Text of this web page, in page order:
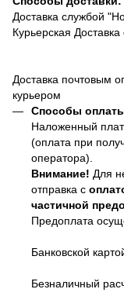
Доставка службой
Курьерская
Доставка почтовым
курьером
Способы
Наложенный
(оплата при
оператора).
Внимание! Для
отправка с
частичной
Предоплата
Банковской
Безналичный